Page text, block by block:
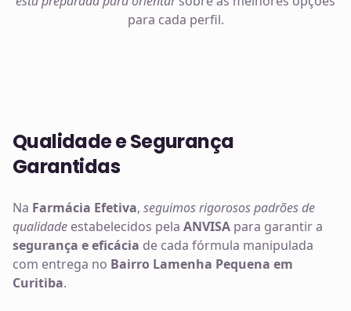
para cada perfil.
Qualidade e Segurança
Garantidas
Na Farmácia Efetiva, seguimos rigorosos padrões de
qualidade estabelecidos pela ANVISA para garantir a
segurança e eficácia de cada fórmula manipulada
com entrega no Bairro Lamenha Pequena em
Curitiba.